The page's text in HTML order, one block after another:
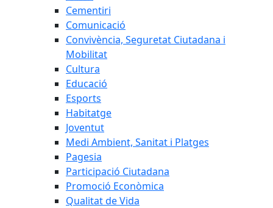
Cementiri
Comunicació
Convivència, Seguretat Ciutadana i
Mobilitat
Cultura
Educació
Esports
Habitatge
Joventut
Medi Ambient, Sanitat i Platges
Pagesia
Participació Ciutadana
Promoció Econòmica
Qualitat de Vida